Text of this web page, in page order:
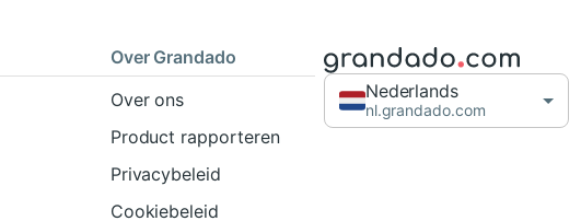
Over Grandado
Over ons
Product rapporteren
Privacybeleid
Cookiebeleid
Nederlands
nl.grandado.com